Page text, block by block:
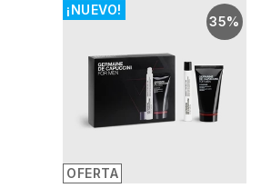
35%
OFERTA
¡NUEVO!